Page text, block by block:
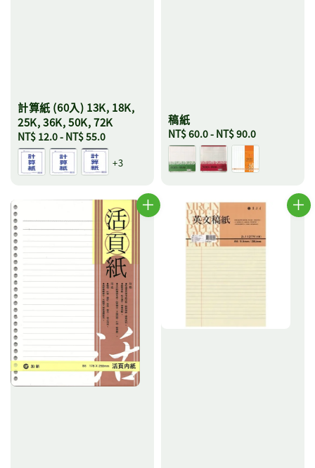
計算紙 (60入) 13K, 18K,
25K, 36K, 50K, 72K
Regular
price
NT$ 12.0- NT$ 55.0
+3
稿紙
Regular
price
NT$ 60.0- NT$ 90.0